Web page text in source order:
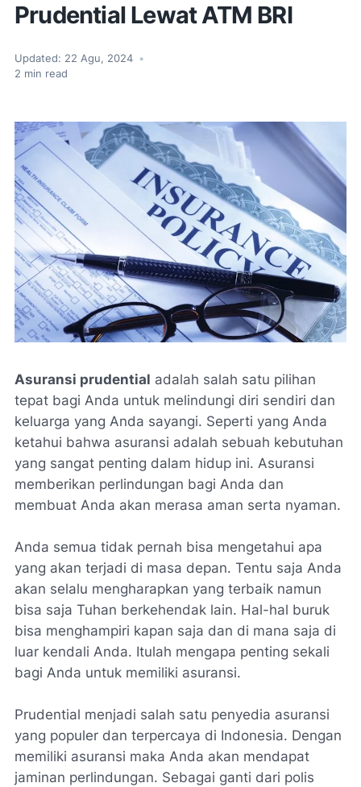
Prudential Lewat ATM BRI
Updated: 22 Agu, 2024 •
2 min read
Asuransi prudential adalah salah satu pilihan
tepat bagi Anda untuk melindungi diri sendiri dan
keluarga yang Anda sayangi. Seperti yang Anda
ketahui bahwa asuransi adalah sebuah kebutuhan
yang sangat penting dalam hidup ini. Asuransi
memberikan perlindungan bagi Anda dan
membuat Anda akan merasa aman serta nyaman.
Anda semua tidak pernah bisa mengetahui apa
yang akan terjadi di masa depan. Tentu saja Anda
akan selalu mengharapkan yang terbaik namun
bisa saja Tuhan berkehendak lain. Hal-hal buruk
bisa menghampiri kapan saja dan di mana saja di
luar kendali Anda. Itulah mengapa penting sekali
bagi Anda untuk memiliki asuransi.
Prudential menjadi salah satu penyedia asuransi
yang populer dan terpercaya di Indonesia. Dengan
memiliki asuransi maka Anda akan mendapat
jaminan perlindungan. Sebagai ganti dari polis